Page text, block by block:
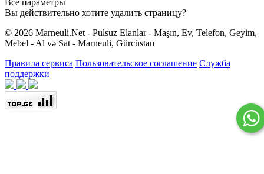
Все параметры
Вы действительно хотите удалить страницу?
© 2026 Marneuli.Net - Pulsuz Elanlar - Maşın, Ev, Telefon, Geyim,
Mebel - Al və Sat - Marneuli, Gürcüstan
Правила сервиса Пользовательское соглашение Служба
поддержки